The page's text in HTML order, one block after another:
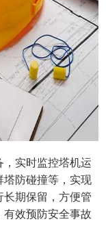
实时监控塔机运
塔防碰撞等，实现
期保留，方便管
效预防安全事故